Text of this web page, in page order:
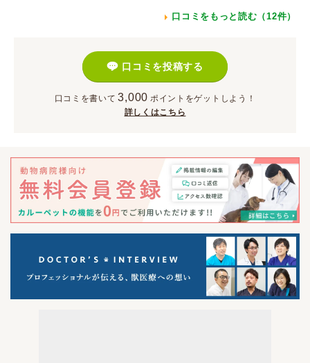
口コミをもっと読む（12件）
口コミを投稿する
口コミを書いて 3,000 ポイント をゲットしよう！
詳しくはこちら